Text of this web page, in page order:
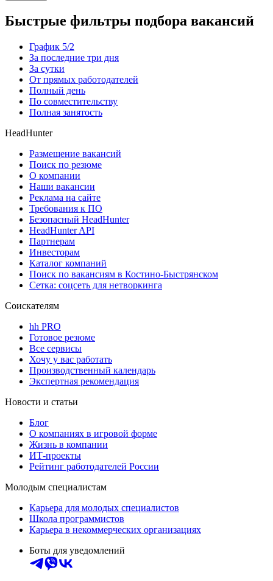
Быстрые фильтры подбора вакансий
График 5/2
За последние три дня
За сутки
От прямых работодателей
Полный день
По совместительству
Полная занятость
HeadHunter
Размещение вакансий
Поиск по резюме
О компании
Наши вакансии
Реклама на сайте
Требования к ПО
Безопасный HeadHunter
HeadHunter API
Партнерам
Инвесторам
Каталог компаний
Поиск по вакансиям в Костино-Быстрянском
Сетка: соцсеть для нетворкинга
Соискателям
hh PRO
Готовое резюме
Все сервисы
Хочу у вас работать
Производственный календарь
Экспертная рекомендация
Новости и статьи
Блог
О компаниях в игровой форме
Жизнь в компании
ИТ-проекты
Рейтинг работодателей России
Молодым специалистам
Карьера для молодых специалистов
Школа программистов
Карьера в некоммерческих организациях
Боты для уведомлений